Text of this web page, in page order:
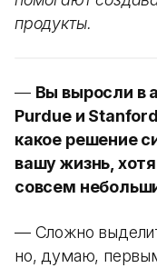
продукты.
— Вы выросли в
Purdue и
какое решение
вашу жизнь,
совсем
— Сложно
но, думаю,